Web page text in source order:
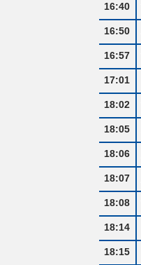
16:40
16:50
16:57
17:01
18:02
18:05
18:06
18:07
18:08
18:14
18:15